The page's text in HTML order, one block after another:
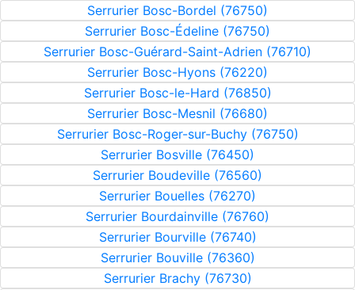
Serrurier Bosc-Bordel (76750)
Serrurier Bosc-Édeline (76750)
Serrurier Bosc-Guérard-Saint-Adrien (76710)
Serrurier Bosc-Hyons (76220)
Serrurier Bosc-le-Hard (76850)
Serrurier Bosc-Mesnil (76680)
Serrurier Bosc-Roger-sur-Buchy (76750)
Serrurier Bosville (76450)
Serrurier Boudeville (76560)
Serrurier Bouelles (76270)
Serrurier Bourdainville (76760)
Serrurier Bourville (76740)
Serrurier Bouville (76360)
Serrurier Brachy (76730)